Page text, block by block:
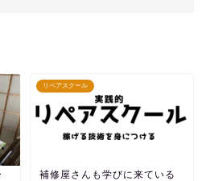
リペアスクール
補修屋さんも学びに来ている